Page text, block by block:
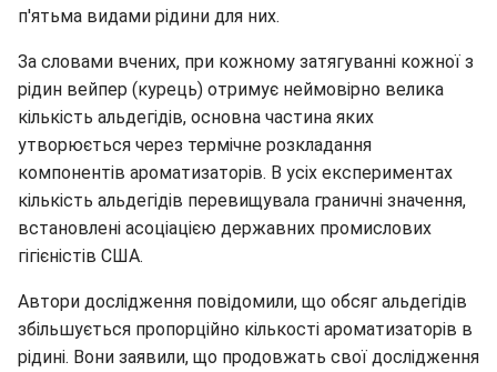
п'ятьма видами рідини для них.
За словами вчених, при кожному затягуванні кожної з
рідин вейпер (курець) отримує неймовірно велика
кількість альдегідів, основна частина яких
утворюється через термічне розкладання
компонентів ароматизаторів. В усіх експериментах
кількість альдегідів перевищувала граничні значення,
встановлені асоціацією державних промислових
гігієністів США.
Автори дослідження повідомили, що обсяг альдегідів
збільшується пропорційно кількості ароматизаторів в
рідині. Вони заявили, що продовжать свої дослідження